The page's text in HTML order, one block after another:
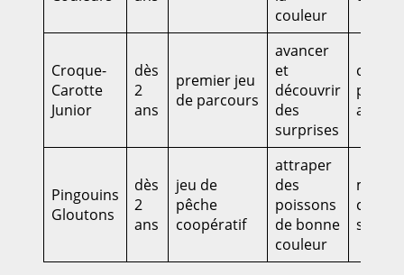
couleur
Croque-
Carotte
Junior
dès
2
ans
premier jeu
de parcours
avancer
et
découvrir
des
surprises
Pingouins
Gloutons
dès
2
ans
jeu de
pêche
coopératif
attraper
des
poissons
de bonne
couleur